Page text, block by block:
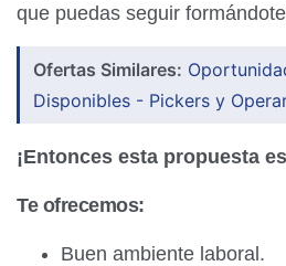
que puedas seguir
Ofertas Similares:
Disponibles - Pickers y
¡Entonces esta propuesta
Te ofrecemos:
Buen ambiente laboral.